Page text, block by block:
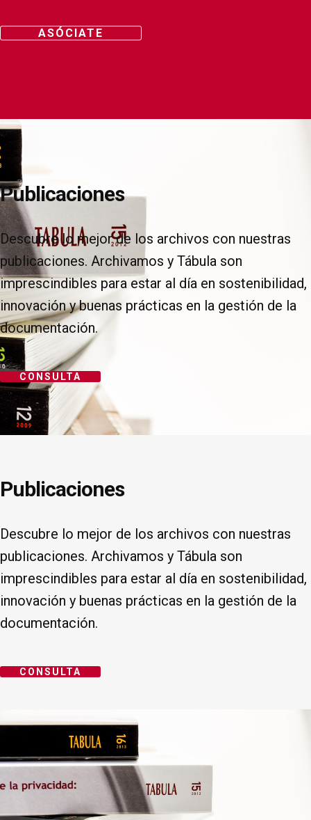
ASÓCIATE
Publicaciones
Descubre lo mejor de los archivos con nuestras
publicaciones. Archivamos y Tábula son
imprescindibles para estar al día en sostenibilidad,
innovación y buenas prácticas en la gestión de la
documentación.
CONSULTA
Publicaciones
Descubre lo mejor de los archivos con nuestras
publicaciones. Archivamos y Tábula son
imprescindibles para estar al día en sostenibilidad,
innovación y buenas prácticas en la gestión de la
documentación.
CONSULTA